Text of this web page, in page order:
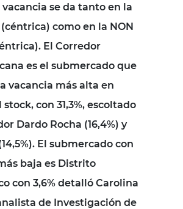
vacancia se da tanto en la
como en la NON
El Corredor
es el submercado que
vacancia más alta en
con 31,3%, escoltado
Dardo Rocha (16,4%) y
El submercado con
baja es Distrito
con 3,6% detalló Carolina
de Investigación de